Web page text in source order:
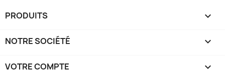
PRODUITS 
NOTRE SOCIÉTÉ 
VOTRE COMPTE 